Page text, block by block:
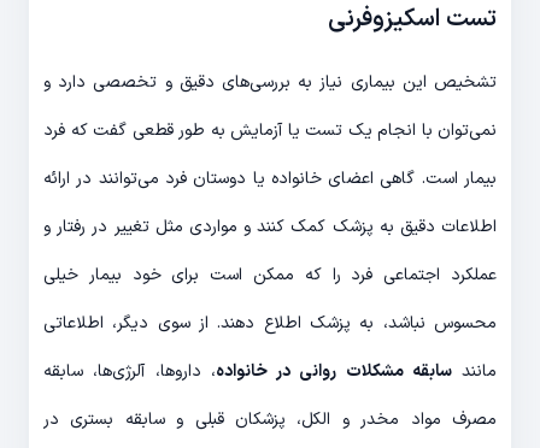
تست اسکیزوفرنی
تشخیص این بیماری نیاز به بررسی‌های دقیق و تخصصی دارد و
نمی‌توان با انجام یک تست یا آزمایش به طور قطعی گفت که فرد
بیمار است. گاهی اعضای خانواده یا دوستان فرد می‌توانند در ارائه
اطلاعات دقیق به پزشک کمک کنند و مواردی مثل تغییر در رفتار و
عملکرد اجتماعی فرد را که ممکن است برای خود بیمار خیلی
محسوس نباشد، به پزشک اطلاع دهند. از سوی دیگر، اطلاعاتی
مانندسابقه مشکلات روانی در خانواده، داروها، آلرژی‌ها، سابقه
مصرف مواد مخدر و الکل، پزشکان قبلی و سابقه بستری در